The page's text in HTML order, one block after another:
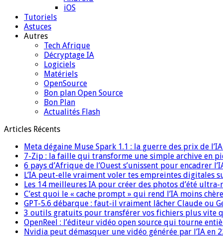
iOS
Tutoriels
Astuces
Autres
Tech Afrique
Décryptage IA
Logiciels
Matériels
OpenSource
Bon plan Open Source
Bon Plan
Actualités Flash
Articles Récents
Meta dégaine Muse Spark 1.1 : la guerre des prix de
7-Zip : la faille qui transforme une simple archive en
6 pays d’Afrique de l’Ouest s’unissent pour encadrer
L’IA peut-elle vraiment voler tes empreintes digitales
Les 14 meilleures IA pour créer des photos d’été
C’est quoi le « cache prompt » qui rend l’IA moins
GPT-5.6 débarque : faut-il vraiment lâcher Claude ou
3 outils gratuits pour transférer vos fichiers plus vite
OpenReel : l’éditeur vidéo open source qui tourne
Nvidia peut démasquer une vidéo générée par l’IA en